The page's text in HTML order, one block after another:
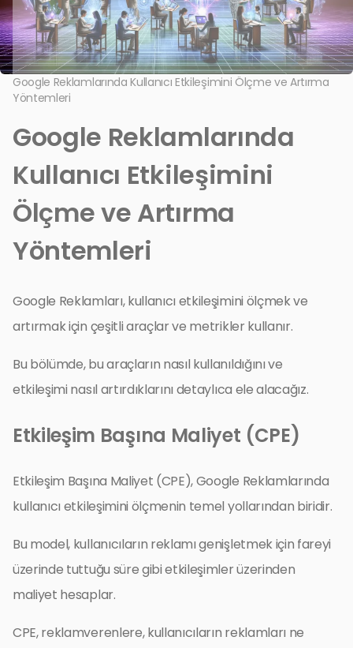
Google Reklamlarında Kullanıcı Etkileşimini Ölçme ve Artırma
Yöntemleri
Google Reklamlarında
Kullanıcı Etkileşimini
Ölçme ve Artırma
Yöntemleri
Google Reklamları, kullanıcı etkileşimini ölçmek ve
artırmak için çeşitli araçlar ve metrikler kullanır.
Bu bölümde, bu araçların nasıl kullanıldığını ve
etkileşimi nasıl artırdıklarını detaylıca ele alacağız.
Etkileşim Başına Maliyet (CPE)
Etkileşim Başına Maliyet (CPE), Google Reklamlarında
kullanıcı etkileşimini ölçmenin temel yollarından biridir.
Bu model, kullanıcıların reklamı genişletmek için fareyi
üzerinde tuttuğu süre gibi etkileşimler üzerinden
maliyet hesaplar.
CPE, reklamverenlere, kullanıcıların reklamları ne